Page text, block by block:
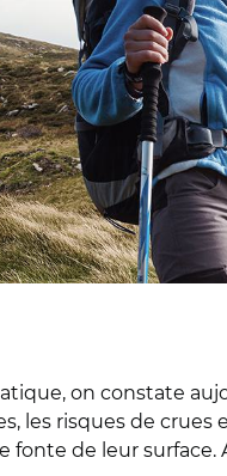
on constate
les risques de
fonte de leur